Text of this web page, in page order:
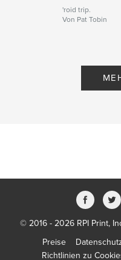
'roid trip.
Von Pat Tobin
© 2016 - 2026 RPI Print,
Preise
Richtlinien zu